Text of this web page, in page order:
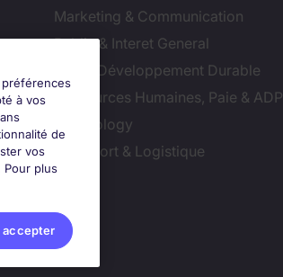
Marketing & Communication
Public & Interet General
RSE & Développement Durable
Ressources Humaines, Paie & ADP
Technology
Transport & Logistique
à vos
de
vos
Pour plus
accepter